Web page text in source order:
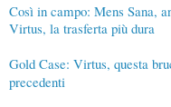
Così in campo: Mens Sana,
Virtus, la trasferta più dura
Gold Case: Virtus, questa
precedenti